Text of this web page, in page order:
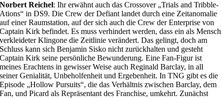
Norbert Reichel: Ihr erwähnt auch das Crossover „Trials and Tribble-
Ations“ in DS9. Die Crew der Defiant landet durch eine Zeitanomalie
auf einer Raumstation, auf der sich auch die Crew der Enterprise von
Captain Kirk befindet. Es muss verhindert werden, dass ein als Mensch
verkleideter Klingone die Zeitlinie verändert. Das gelingt, doch am
Schluss kann sich Benjamin Sisko nicht zurückhalten und gesteht
Captain Kirk seine persönliche Bewunderung. Eine Fan-Figur ist
meines Erachtens in gewisser Weise auch Reginald Barclay, in all
seiner Genialität, Unbeholfenheit und Ergebenheit. In TNG gibt es die
Episode „Hollow Pursuits“, die das Verhältnis zwischen Barclay, dem
Fan, und Picard als Repräsentant des Franchise, umkehrt. Zunächst